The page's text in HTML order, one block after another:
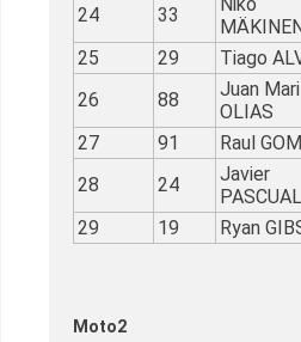
24 33
25
29 Tiago
26
88
Juan Mari
OLIAS
27
91 Raul
28
24
Javier
PASCUAL
29
19 Ryan
Moto2